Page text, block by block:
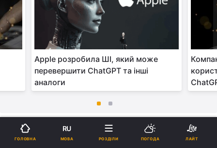
Apple розробила ШІ, який може
перевершити ChatGPT та інші
аналоги
Як повідомляв УНІАН, на початку квітня Google
закрила ще один популярний сервіс,який
ГОЛОВНА
RU
МОВА РОЗДІЛИ ПОГОДА ЛАЙТ